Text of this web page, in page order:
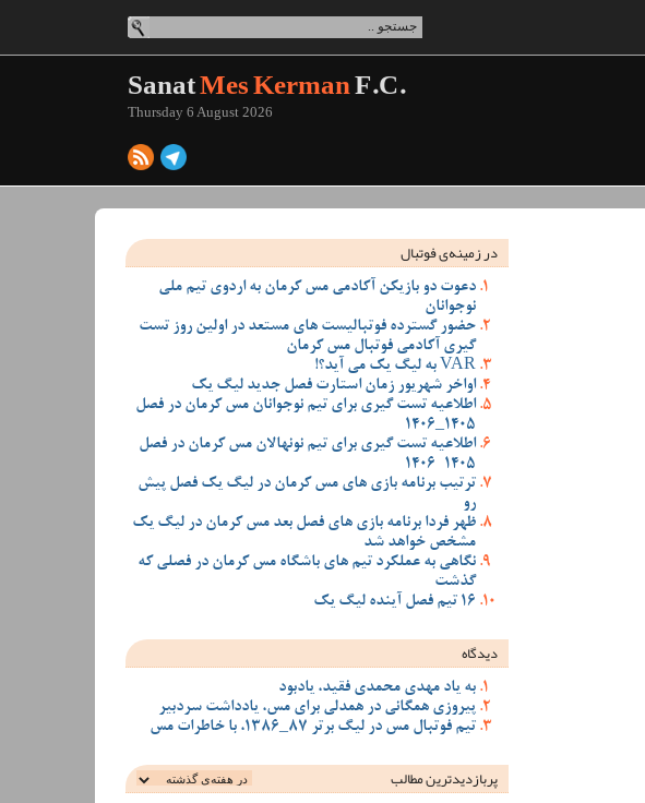
SanatMes KermanF.C.
Thursday 6 August 2026
در زمینه‌ی فوتبال
دعوت دو بازیکن آکادمی مس کرمان به اردوی تیم ملی
نوجوانان
حضور گسترده فوتبالیست های مستعد در اولین روز تست
گیری آکادمی فوتبال مس کرمان
VAR به لیگ یک می آید؟!
اواخر شهریور زمان استارت فصل جدید لیگ یک
اطلاعیه تست گیری برای تیم نوجوانان مس کرمان در فصل
1405_1406
اطلاعیه تست گیری برای تیم نونهالان مس کرمان در فصل
1405-1406
ترتیب برنامه بازی های مس کرمان در لیگ یک فصل پیش
رو
ظهر فردا برنامه بازی های فصل بعد مس کرمان در لیگ یک
مشخص خواهد شد
نگاهی به عملکرد تیم های باشگاه مس کرمان در فصلی که
گذشت
16 تیم فصل آینده لیگ یک
دیدگاه
به یاد مهدی محمدی فقید، یادبود
پیروزی همگانی در همدلی برای مس، یادداشت سردبیر
تیم فوتبال مس در لیگ برتر 87_1386، با خاطرات مس
پربازدیدترین‌ مطالب